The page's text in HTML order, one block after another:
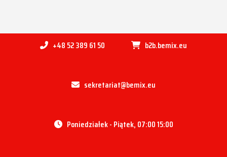
+48 52 389 61 50 b2b.bemix.eu
sekretariat@bemix.eu
Poniedziałek - Piątek, 07:00 15:00